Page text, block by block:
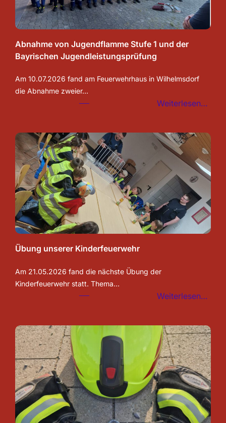
Abnahme von Jugendflamme Stufe 1 und der
Bayrischen Jugendleistungsprüfung
Am 10.07.2026 fand am Feuerwehrhaus in Wilhelmsdorf
die Abnahme zweier…
Weiterlesen…:
Stufe
1
und
Übung unserer Kinderfeuerwehr
Am 21.05.2026 fand die nächste Übung der
Kinderfeuerwehr statt. Thema…
Weiterlesen…